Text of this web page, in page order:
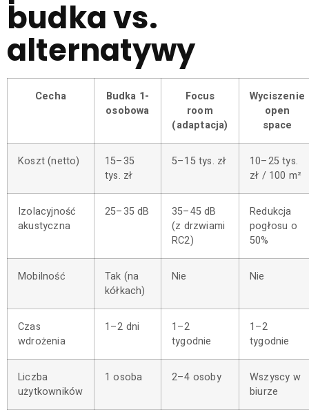
budka vs.
alternatywy
Cecha
Budka 1-
osobowa
Focus
room
(adaptacja)
Wyciszenie
open
space
Koszt (netto)
15–35
tys. zł
5–15 tys. zł
10–25 tys.
zł / 100 m²
Izolacyjność
akustyczna
25–35 dB
35–45 dB
(z drzwiami
RC2)
Redukcja
pogłosu o
50%
Mobilność
Tak (na
kółkach)
Nie Nie
Czas
wdrożenia
1–2 dni
1–2
tygodnie
1–2
tygodnie
Liczba
użytkowników
1 osoba 2–4 osoby
Wszyscy w
biurze